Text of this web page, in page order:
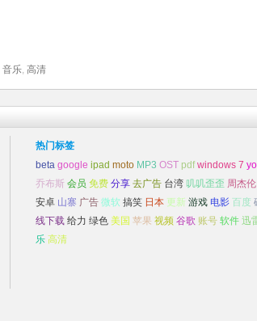
音乐, 高清
热门标签
beta google ipad moto MP3 OST pdf windows 7
乔布斯 会员 免费 分享 去广告 台湾 叽叽歪歪 周杰伦
安卓 山寨 广告 微软 搞笑 日本 更新 游戏 电影 百度
线下载 给力 绿色 美国 苹果 视频 谷歌 账号 软件 迅
乐 高清